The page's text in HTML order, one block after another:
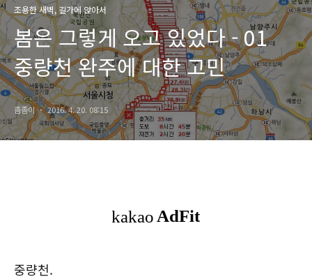
조용한 새벽, 길가에 앉아서
봄은 그렇게 오고 있었다 - 01
중량천 완주에 대한 고민
좀좀이 2016. 4. 20. 08:15
중량천.